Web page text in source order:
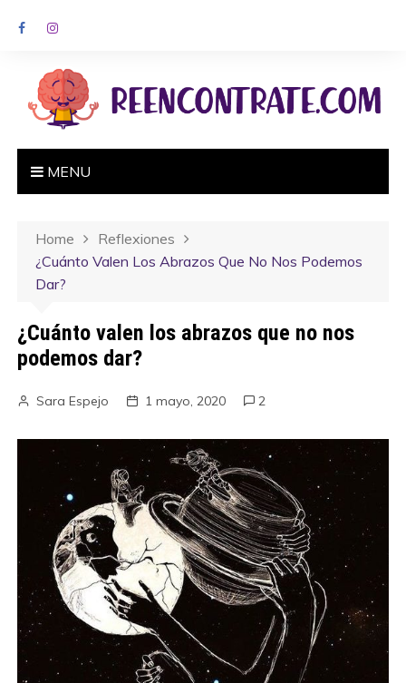
MENU
Home
Reflexiones
¿Cuánto Valen Los Abrazos Que No Nos Podemos
Dar?
¿Cuánto valen los abrazos que no nos
podemos dar?
Sara Espejo 1 mayo, 2020 2